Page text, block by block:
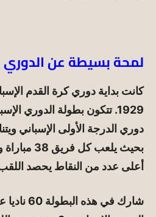
لمحة بسيطة عن الدوري
كانت بداية دوري كرة القدم
دوري الدرجة الأولى الإسباني
بحيث يلعب
أعلى عدد من النقاط يحصد
شارك في